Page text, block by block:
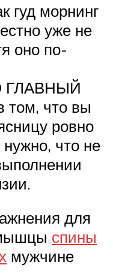
гуд морнинг
уже не
оно по-
ГЛАВНЫЙ
том, что вы
ровно
нужно, что не
для
спины
мужчине